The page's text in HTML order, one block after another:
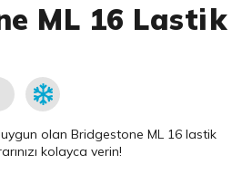
ML 16 Lastik
uygun olanBridgestone ML 16 lastik
kolayca verin!